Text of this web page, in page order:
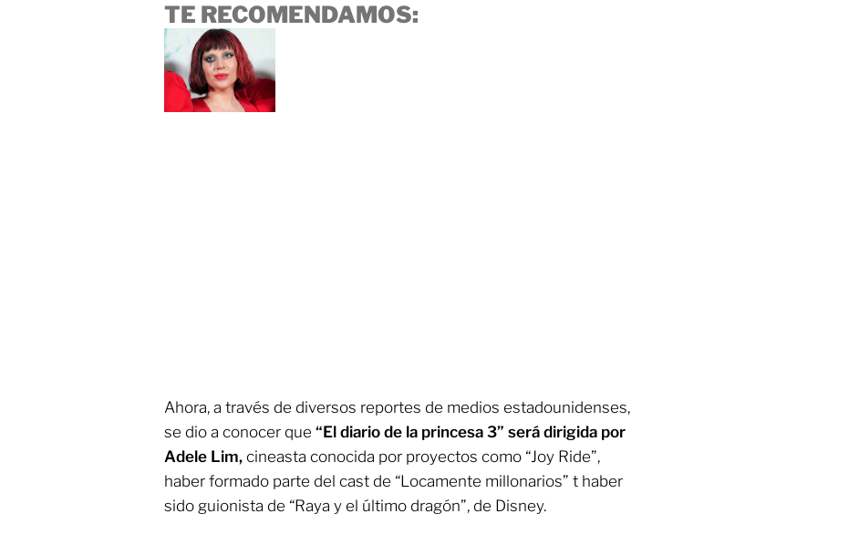
TE RECOMENDAMOS:
Ahora, a través de diversos reportes de medios estadounidenses,
se dio a conocer que “El diario de la princesa 3” será dirigida por
Adele Lim, cineasta conocida por proyectos como “Joy Ride”,
haber formado parte del cast de “Locamente millonarios” t haber
sido guionista de “Raya y el último dragón”, de Disney.